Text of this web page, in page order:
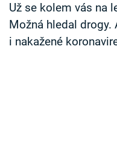
Sledujte nás
Už se kolem vás na
Možná hledal drogy.
i nakažené